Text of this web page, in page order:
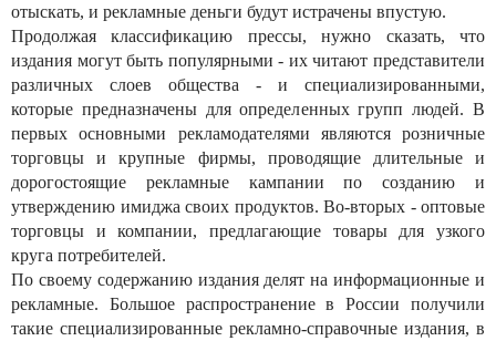
отыскать, и рекламные деньги будут истрачены впустую.
Продолжая классификацию прессы, нужно сказать, что
издания могут быть популярными - их читают представители
различных слоев общества - и специализированными,
которые предназначены для определенных групп людей. В
первых основными рекламодателями являются розничные
торговцы и крупные фирмы, проводящие длительные и
дорогостоящие рекламные кампании по созданию и
утверждению имиджа своих продуктов. Во-вторых - оптовые
торговцы и компании, предлагающие товары для узкого
круга потребителей.
По своему содержанию издания делят на информационные и
рекламные. Большое распространение в России получили
такие специализированные рекламно-справочные издания, в